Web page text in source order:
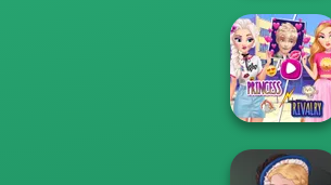
Little Red Riding
Hood